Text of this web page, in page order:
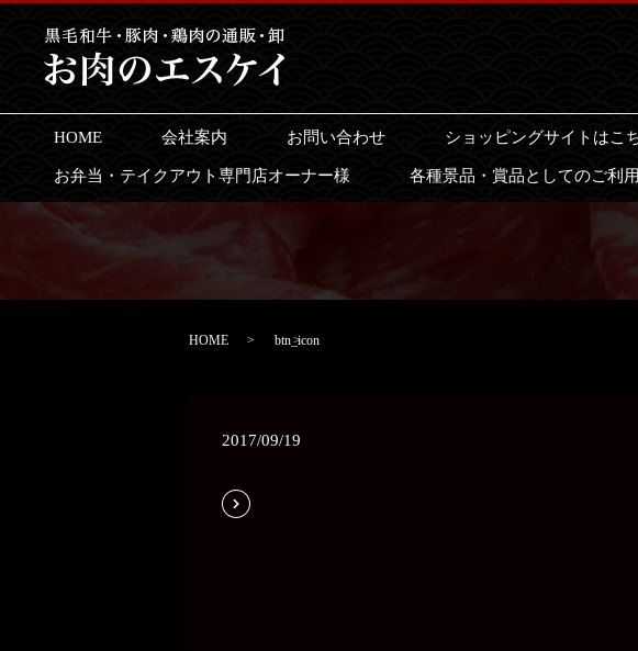
HOME 会社案内 お問い合わせ ショッピングサイトはこ
お弁当・テイクアウト専門店オーナー様 各種景品・賞品としてのご利
HOME btn_icon
2017/09/19